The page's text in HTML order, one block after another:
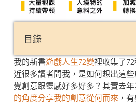
目錄
我的新書遊戲人生72變裡收集了
近很多讀者問我，是如何想出這
覺創意跟靈感好多好多？其實去
的角度分享我的創意從何而來 ，